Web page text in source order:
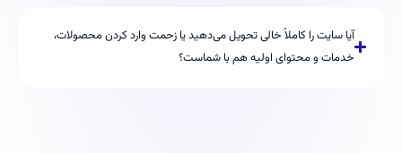
آیا سایت را کاملاً خالی تحویل می‌دهید یا زحمت وارد کردن محصولات،
خدمات و محتوای اولیه هم با شماست؟